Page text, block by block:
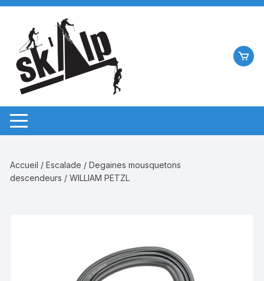
Aller
contenu
Accueil /Escalade /Degaines mousquetons
descendeurs / WILLIAM PETZL